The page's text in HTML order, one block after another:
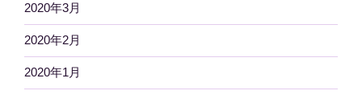
2020年3月
2020年2月
2020年1月